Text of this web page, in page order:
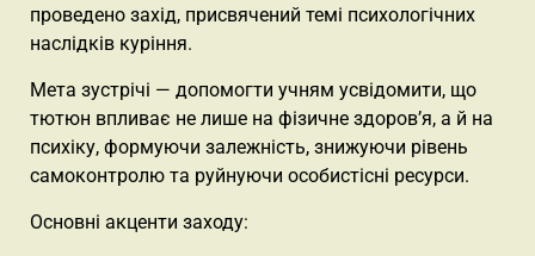
проведено захід, присвячений темі психологічних
наслідків куріння.
Мета зустрічі — допомогти учням усвідомити, що
тютюн впливає не лише на фізичне здоров’я, а й на
психіку, формуючи залежність, знижуючи рівень
самоконтролю та руйнуючи особистісні ресурси.
Основні акценти заходу: